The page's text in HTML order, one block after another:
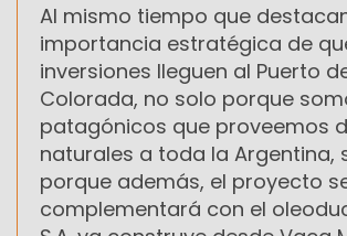
Al mismo tiempo que
importancia estratégica de
inversiones lleguen al Puerto
Colorada, no solo porque
patagónicos que proveemos
naturales a toda la Argentina,
porque además, el proyecto
complementará con el